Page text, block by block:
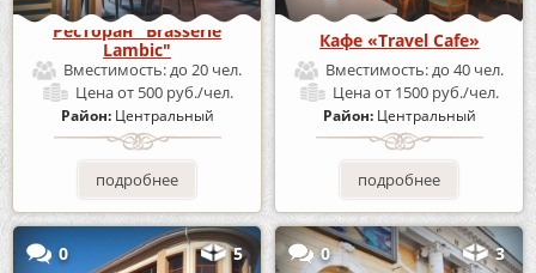
Ресторан "Brasserie
Lambic"
Вместимость: до 20 чел.
Ценаот 500 руб./чел.
Район: Центральный
подробнее
Кафе «Travel Cafe»
Вместимость: до 40 чел.
Ценаот 1500 руб./чел.
Район: Центральный
подробнее
0 5 0 3